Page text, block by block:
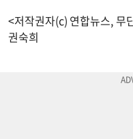
<저작권자(c) 연합뉴스, 무
권숙희